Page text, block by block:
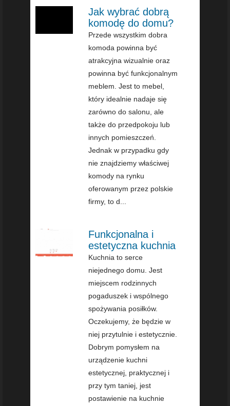
Jak wybrać dobrą
komodę do domu?
Przede wszystkim dobra
komoda powinna być
atrakcyjna wizualnie oraz
powinna być funkcjonalnym
meblem. Jest to mebel,
który idealnie nadaje się
zarówno do salonu, ale
także do przedpokoju lub
innych pomieszczeń.
Jednak w przypadku gdy
nie znajdziemy właściwej
komody na rynku
oferowanym przez polskie
firmy, to d...
Funkcjonalna i
estetyczna kuchnia
Kuchnia to serce
niejednego domu. Jest
miejscem rodzinnych
pogaduszek i wspólnego
spożywania posiłków.
Oczekujemy, że będzie w
niej przytulnie i estetycznie.
Dobrym pomysłem na
urządzenie kuchni
estetycznej, praktycznej i
przy tym taniej, jest
postawienie na kuchnie